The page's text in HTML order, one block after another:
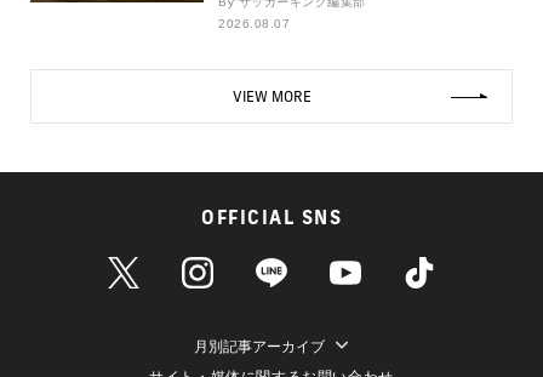
2026.08.07
VIEW MORE
OFFICIAL SNS
月別記事アーカイブ